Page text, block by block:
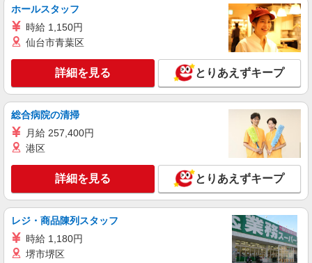
キープ 詳細を見る
株式会社kotrio /●SD-H-1815226
夕方までのデイサービス☆車の運転できる方優
時給1450円〜2062円 ＜日払い有/週払い有/交
福島市 最寄り駅：福島
キープ 詳細を見る
派遣社員
株式会社kotrio /●SD-H-1975292
福島市｜小さなグループホームで家事や生活の
ホールスタッフ
時給 1,150円
仙台市青葉区
詳細を見る とりあえずキープ
総合病院の清掃
月給 257,400円
港区
詳細を見る とりあえずキープ
レジ・商品陳列スタッフ
時給 1,180円
堺市堺区